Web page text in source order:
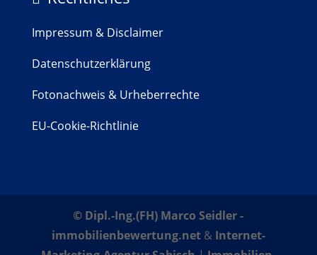
Impressum & Disclaimer
Datenschutzerklärung
Fotonachweis & Urheberrechte
EU-Cookie-Richtlinie
© Dipl.-Ing.(FH) Marco Seidler -
immobilienbewertung.net& Internet-